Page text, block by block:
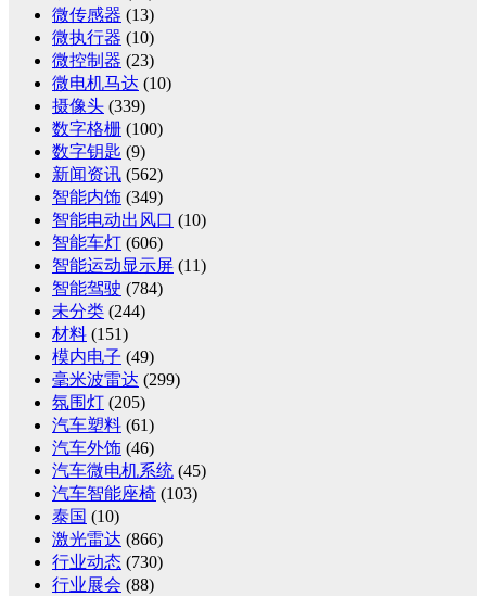
微传感器 (13)
微执行器 (10)
微控制器 (23)
微电机马达 (10)
摄像头 (339)
数字格栅 (100)
数字钥匙 (9)
新闻资讯 (562)
智能内饰 (349)
智能电动出风口 (10)
智能车灯 (606)
智能运动显示屏 (11)
智能驾驶 (784)
未分类 (244)
材料 (151)
模内电子 (49)
毫米波雷达 (299)
氛围灯 (205)
汽车塑料 (61)
汽车外饰 (46)
汽车微电机系统 (45)
汽车智能座椅 (103)
泰国 (10)
激光雷达 (866)
行业动态 (730)
行业展会 (88)